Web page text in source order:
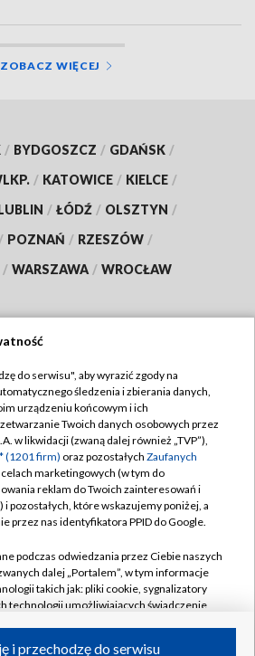
ZOBACZ WIĘCEJ
/ BYDGOSZCZ / GDAŃSK /
/ KATOWICE / KIELCE /
/ ŁÓDŹ / OLSZTYN /
/ POZNAŃ / RZESZÓW /
/ WARSZAWA / WROCŁAW
TVP
TVP
Cyfrowa
Regulamin TVP
prywatności
Moje zgody
Pomoc
Kontakt
Kanały
do serwisu", aby wyrazić zgody na
śledzenia i zbierania danych,
urządzeniu końcowym i ich
Twoich danych osobowych przez
w likwidacji (zwaną dalej również „TVP”),
(1201 firm) oraz pozostałych Zaufanych
celach marketingowych (w tym do
reklam do Twoich zainteresowań i
pozostałych, które wskazujemy poniżej, a
przez nas identyfikatora PPID do Google.
podczas odwiedzania przez Ciebie naszych
dalej „Portalem”, w tym informacje
takich jak: pliki cookie, sygnalizatory
technologii umożliwiających świadczenie
i przechodzę do serwisu